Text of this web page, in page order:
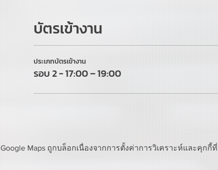
บัตรเข้างาน
ประเภทบัตรเข้างาน
รอบ 2 - 17:00 – 19:00
Google Maps ถูกบล็อกเนื่องจากการตั้งค่าการวิเคราะห์และคุกกี้